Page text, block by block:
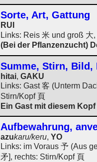
Sorte, Art, Gattung
RUI
Links: Reis 米 und groß 大
(Bei der Pflanzenzucht)
Summe, Stirn, Bild,
hitai, GAKU
Links: Gast 客 (Unterm
Stirn/Kopf 頁
Ein Gast mit diesem
Aufbewahrung,
azukaru/keru, YO
Links: im Voraus 予 (Aus
矛], rechts: Stirn/Kopf 頁